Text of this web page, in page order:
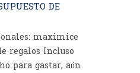
DE
maximice
regalos Incluso
para gastar, aún